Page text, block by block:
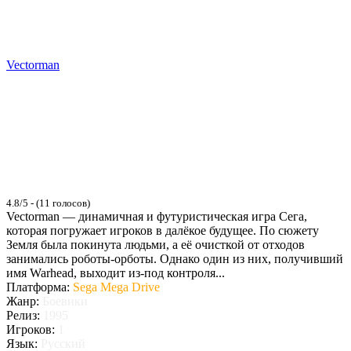
Vectorman
4.8/5 - (11 голосов)
Vectorman — динамичная и футуристическая игра Сега,
которая погружает игроков в далёкое будущее. По сюжету
Земля была покинута людьми, а её очисткой от отходов
занимались роботы-орботы. Однако один из них, получивший
имя Warhead, выходит из-под контроля...
Платформа: Sega Mega Drive
Жанр:
Релиз:
Игроков:
Язык: